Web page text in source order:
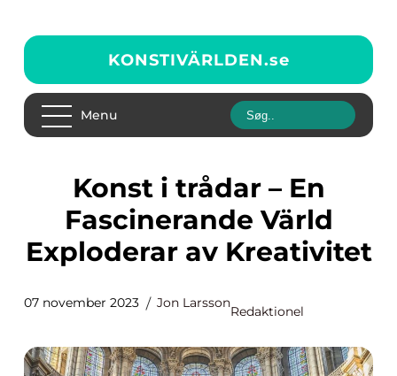
KONSTIVÄRLDEN.se
Menu
Konst i trådar – En
Fascinerande Värld
Exploderar av Kreativitet
07 november 2023 Jon Larsson
Redaktionel